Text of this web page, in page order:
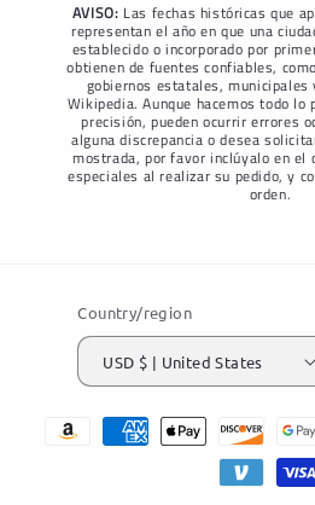
AVISO: Las fechas históricas que
representan el año en que una
establecido o incorporado por
obtienen de fuentes confiables,
gobiernos estatales, municipales
Wikipedia. Aunque hacemos todo
precisión, pueden ocurrir errores
alguna discrepancia o desea
mostrada, por favor inclúyalo en el
especiales al realizar su pedido, y
orden.
Country/region
USD $ | United States
Payment
methods